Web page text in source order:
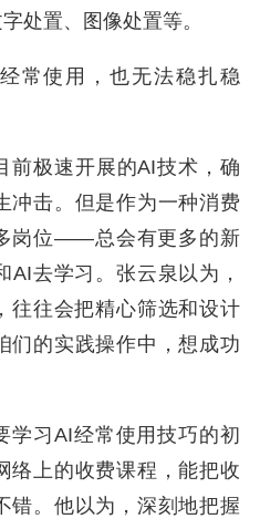
处置、图像处置等。
常使用，也无法稳扎稳
前极速开展的AI技术，确
冲击。但是作为一种消费
岗位——总会有更多的新
去学习。张云泉以为，
往往会把精心筛选和设计
们的实践操作中，想成功
学习AI经常使用技巧的初
络上的收费课程，能把收
错。他以为，深刻地把握